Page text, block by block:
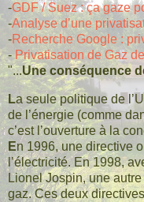
-GDF / Suez : ça gaze
-Analyse d’une
-Recherche Google :
-Privatisation de Gaz
"...Une conséquence
La seule politique de
de l’énergie (comme
c’est l’ouverture à la
En 1996, une directive
l’électricité. En 1998,
Lionel Jospin, une
gaz. Ces deux